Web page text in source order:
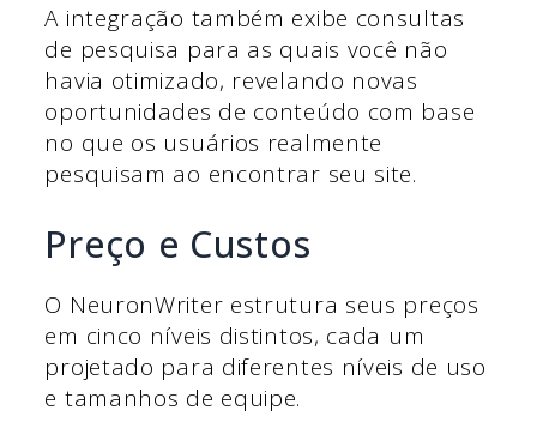
A integração também exibe consultas
de pesquisa para as quais você não
havia otimizado, revelando novas
oportunidades de conteúdo com base
no que os usuários realmente
pesquisam ao encontrar seu site.
Preço e Custos
O NeuronWriter estrutura seus preços
em cinco níveis distintos, cada um
projetado para diferentes níveis de uso
e tamanhos de equipe.